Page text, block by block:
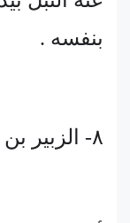
بنفسه .
٨- الزبير بن العوام ١٥ سنة :